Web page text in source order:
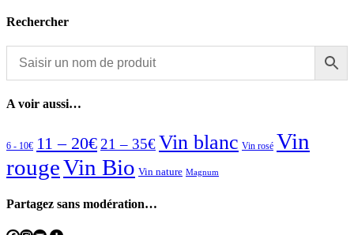
Rechercher
A voir aussi…
6 - 10€ 11 – 20€ 21 – 35€Vin blanc Vin rosé Vin
rougeVin Bio Vin nature Magnum
Partagez sans modération…